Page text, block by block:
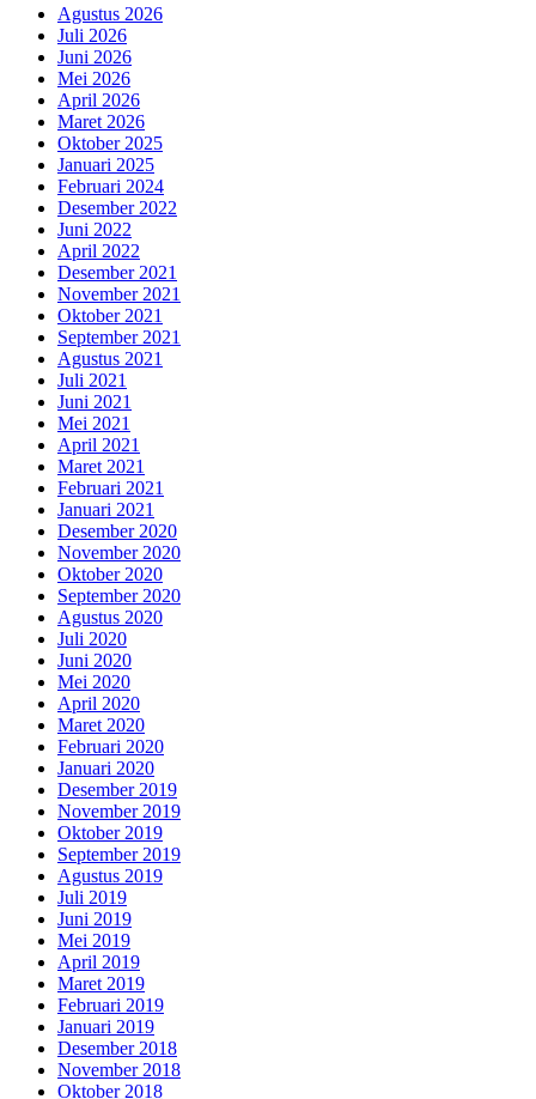
Agustus 2026
Juli 2026
Juni 2026
Mei 2026
April 2026
Maret 2026
Oktober 2025
Januari 2025
Februari 2024
Desember 2022
Juni 2022
April 2022
Desember 2021
November 2021
Oktober 2021
September 2021
Agustus 2021
Juli 2021
Juni 2021
Mei 2021
April 2021
Maret 2021
Februari 2021
Januari 2021
Desember 2020
November 2020
Oktober 2020
September 2020
Agustus 2020
Juli 2020
Juni 2020
Mei 2020
April 2020
Maret 2020
Februari 2020
Januari 2020
Desember 2019
November 2019
Oktober 2019
September 2019
Agustus 2019
Juli 2019
Juni 2019
Mei 2019
April 2019
Maret 2019
Februari 2019
Januari 2019
Desember 2018
November 2018
Oktober 2018